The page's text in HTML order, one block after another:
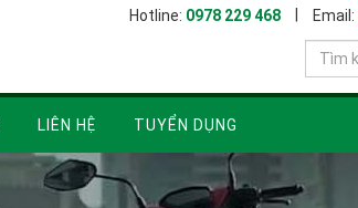
Hotline: 0978 229 468 Email:
LIÊN HỆ TUYỂN DỤNG